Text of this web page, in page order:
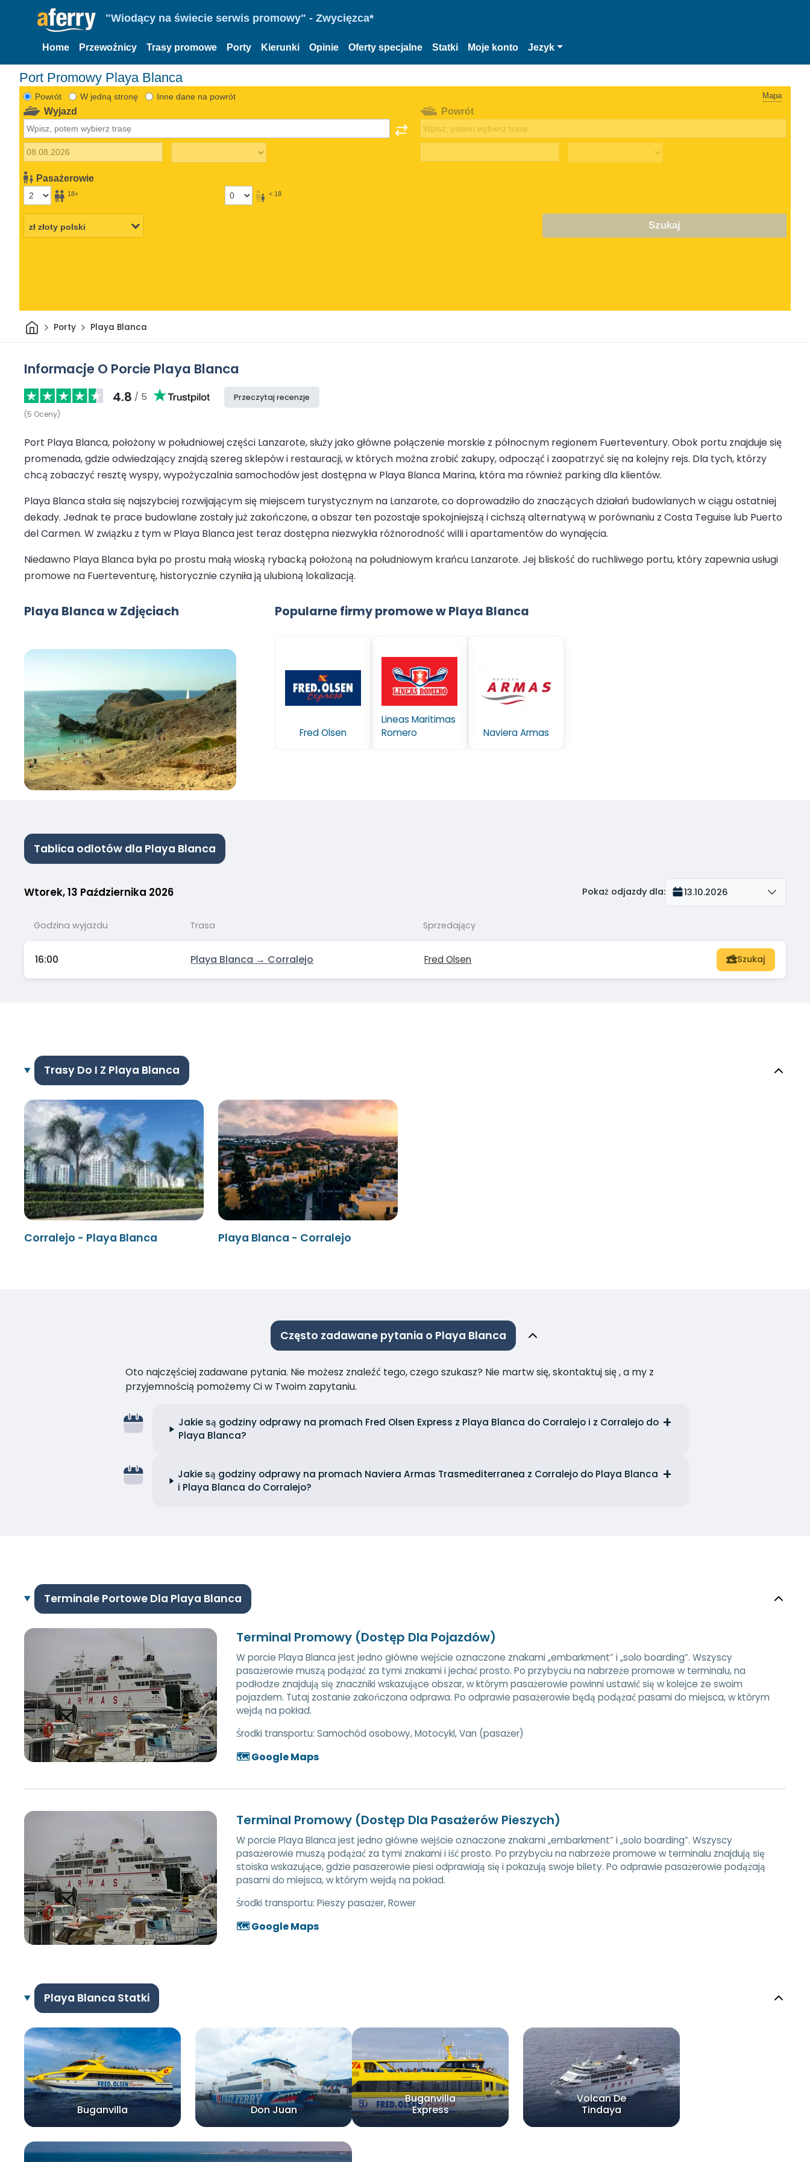
"Wiodący na świecie serwis promowy" - Zwycięzca*
Home Przewoźnicy Trasy promowe Porty Kierunki Opinie Oferty specjalne Statki Moje konto Jezyk
Port Promowy Playa Blanca
Powrót W jedną stronę Inne dane na powrót Mapa
Wyjazd
Pasażerowie
18+ < 18
Powrót
Szukaj
DomPorty Playa Blanca
Informacje O Porcie Playa Blanca
4.8 / 5
(5 Oceny)
Przeczytaj recenzje
Port Playa Blanca, położony w południowej części Lanzarote, służy jako główne połączenie morskie z północnym regionem Fuerteventury. Obok portu znajduje się
promenada, gdzie odwiedzający znajdą szereg sklepów i restauracji, w których można zrobić zakupy, odpocząć i zaopatrzyć się na kolejny rejs. Dla tych, którzy
chcą zobaczyć resztę wyspy, wypożyczalnia samochodów jest dostępna w Playa Blanca Marina, która ma również parking dla klientów.
Playa Blanca stała się najszybciej rozwijającym się miejscem turystycznym na Lanzarote, co doprowadziło do znaczących działań budowlanych w ciągu ostatniej
dekady. Jednak te prace budowlane zostały już zakończone, a obszar ten pozostaje spokojniejszą i cichszą alternatywą w porównaniu z Costa Teguise lub Puerto
del Carmen. W związku z tym w Playa Blanca jest teraz dostępna niezwykła różnorodność willi i apartamentów do wynajęcia.
Niedawno Playa Blanca była po prostu małą wioską rybacką położoną na południowym krańcu Lanzarote. Jej bliskość do ruchliwego portu, który zapewnia usługi
promowe na Fuerteventurę, historycznie czyniła ją ulubioną lokalizacją.
Playa Blanca w Zdjęciach Popularne firmy promowe w Playa Blanca
Fred Olsen
Lineas Maritimas
Romero
Naviera Armas
Tablica odlotów dla Playa Blanca
Wtorek, 13 Października 2026 Pokaż odjazdy dla: 13.10.2026
Godzina wyjazdu Trasa Sprzedający
16:00 Playa Blanca → Corralejo Fred Olsen Szukaj
Trasy Do I Z Playa Blanca
Corralejo - Playa Blanca Playa Blanca - Corralejo
Często zadawane pytania o Playa Blanca
Oto najczęściej zadawane pytania. Nie możesz znaleźć tego, czego szukasz? Nie martw się, skontaktuj się , a my z
przyjemnością pomożemy Ci w Twoim zapytaniu.
Jakie są godziny odprawy na promach Fred Olsen Express z Playa Blanca do Corralejo i z Corralejo do
Playa Blanca?
Jakie są godziny odprawy na promach Naviera Armas Trasmediterranea z Corralejo do Playa Blanca
i Playa Blanca do Corralejo?
Terminale Portowe Dla Playa Blanca
Terminal Promowy (Dostęp Dla Pojazdów)
W porcie Playa Blanca jest jedno główne wejście oznaczone znakami „embarkment” i „solo boarding”. Wszyscy
pasażerowie muszą podążać za tymi znakami i jechać prosto. Po przybyciu na nabrzeże promowe w terminalu, na
podłodze znajdują się znaczniki wskazujące obszar, w którym pasażerowie powinni ustawić się w kolejce ze swoim
pojazdem. Tutaj zostanie zakończona odprawa. Po odprawie pasażerowie będą podążać pasami do miejsca, w którym
wejdą na pokład.
Środki transportu: Samochód osobowy, Motocykl, Van (pasażer)
🗺️ Google Maps
Terminal Promowy (Dostęp Dla Pasażerów Pieszych)
W porcie Playa Blanca jest jedno główne wejście oznaczone znakami „embarkment” i „solo boarding”. Wszyscy
pasażerowie muszą podążać za tymi znakami i iść prosto. Po przybyciu na nabrzeże promowe w terminalu znajdują się
stoiska wskazujące, gdzie pasażerowie piesi odprawiają się i pokazują swoje bilety. Po odprawie pasażerowie podążają
pasami do miejsca, w którym wejdą na pokład.
Środki transportu: Pieszy pasażer, Rower
🗺️ Google Maps
Playa Blanca Statki
Buganvilla Don Juan
Buganvilla
Express
Volcan De
Tindaya